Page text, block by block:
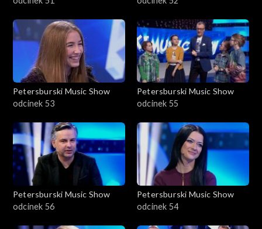
Petersburski Music Show
odcinek 53
Petersburski Music Show
odcinek 55
Petersburski Music Show
odcinek 56
Petersburski Music Show
odcinek 54